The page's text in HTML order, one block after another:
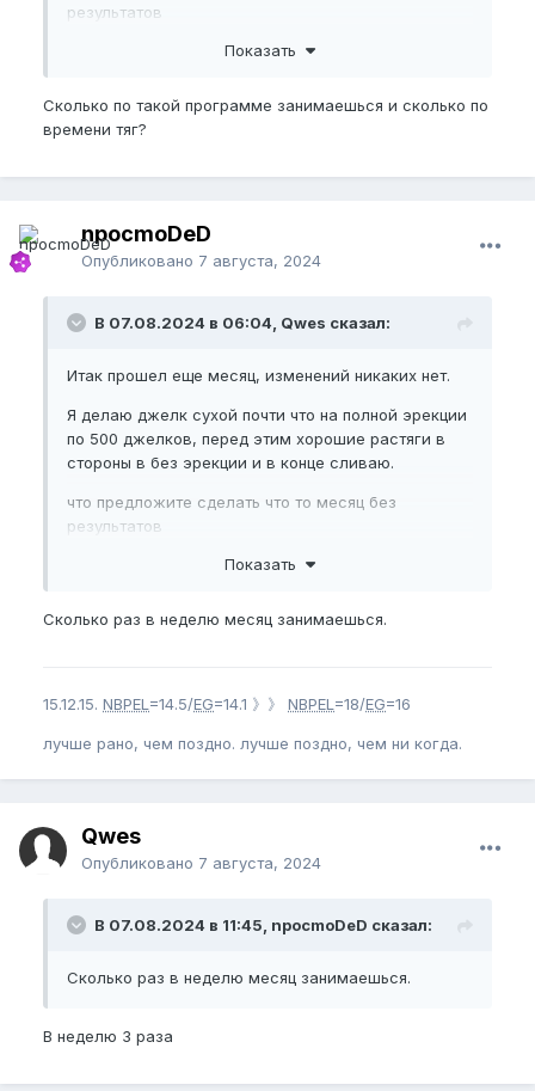
результатов
Показать
Сколько по такой программе занимаешься и сколько по
времени тяг?
npocmoDeD
Опубликовано 7 августа, 2024
В 07.08.2024 в 06:04, Qwes сказал:
Итак прошел еще месяц, изменений никаких нет.
Я делаю джелк сухой почти что на полной эрекции
по 500 джелков, перед этим хорошие растяги в
стороны в без эрекции и в конце сливаю.
что предложите сделать что то месяц без
результатов
Показать
Сколько раз в неделю месяц занимаешься.
15.12.15. NBPEL =14.5/EG=14.1 》》 NBPEL =18/EG=16
лучше рано, чем поздно. лучше поздно, чем ни когда.
Qwes
Опубликовано 7 августа, 2024
В 07.08.2024 в 11:45, npocmoDeD сказал:
Сколько раз в неделю месяц занимаешься.
В неделю 3 раза